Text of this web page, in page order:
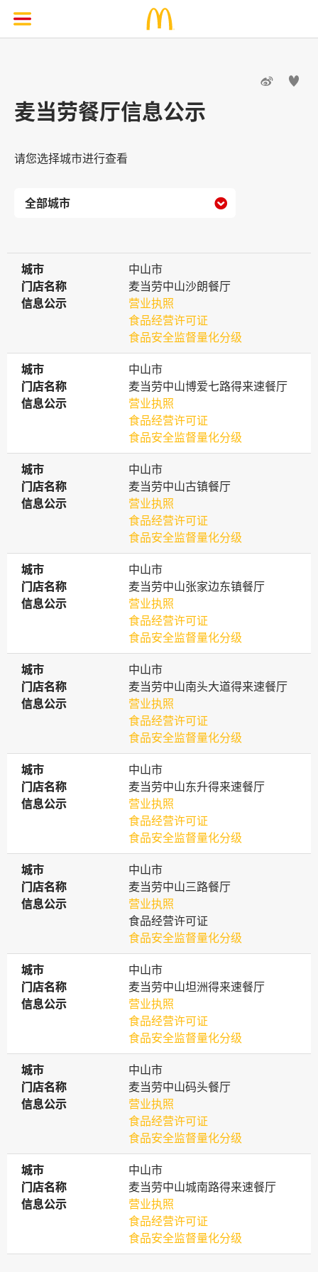
 
麦当劳餐厅信息公示
请您选择城市进行查看

城市
城市
中山市
门店名称
门店名称
麦当劳中山沙朗餐厅
信息公示
信息公示
营业执照
食品经营许可证
食品安全监督量化分级
城市
城市
中山市
门店名称
门店名称
麦当劳中山博爱七路得来速餐厅
信息公示
信息公示
营业执照
食品经营许可证
食品安全监督量化分级
城市
城市
中山市
门店名称
门店名称
麦当劳中山古镇餐厅
信息公示
信息公示
营业执照
食品经营许可证
食品安全监督量化分级
城市
城市
中山市
门店名称
门店名称
麦当劳中山张家边东镇餐厅
信息公示
信息公示
营业执照
食品经营许可证
食品安全监督量化分级
城市
城市
中山市
门店名称
门店名称
麦当劳中山南头大道得来速餐厅
信息公示
信息公示
营业执照
食品经营许可证
食品安全监督量化分级
城市
城市
中山市
门店名称
门店名称
麦当劳中山东升得来速餐厅
信息公示
信息公示
营业执照
食品经营许可证
食品安全监督量化分级
城市
城市
中山市
门店名称
门店名称
麦当劳中山三路餐厅
信息公示
信息公示
营业执照
食品经营许可证
食品安全监督量化分级
城市
城市
中山市
门店名称
门店名称
麦当劳中山坦洲得来速餐厅
信息公示
信息公示
营业执照
食品经营许可证
食品安全监督量化分级
城市
城市
中山市
门店名称
门店名称
麦当劳中山码头餐厅
信息公示
信息公示
营业执照
食品经营许可证
食品安全监督量化分级
城市
城市
中山市
门店名称
门店名称
麦当劳中山城南路得来速餐厅
信息公示
信息公示
营业执照
食品经营许可证
食品安全监督量化分级